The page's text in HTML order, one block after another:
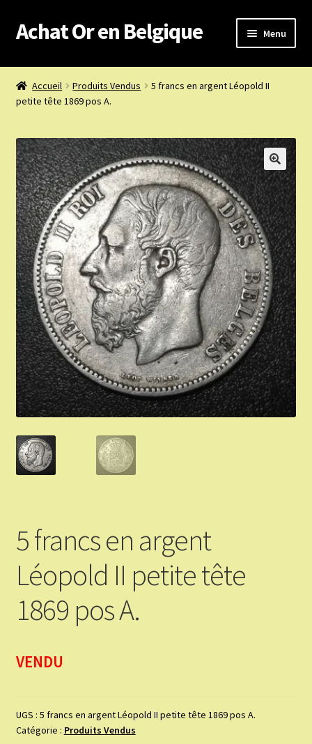
Aller
à
navigation
Aller
au
Achat Or en Belgique Menu
Achat or en Belgique
Boutique or et argent
Confidentialité
Heures d’ouverture
Nous achetons
Nous contacter
Validation de la commande
Vous Vendez
Articles Or et Argent
Conditions d’utilisation
Accueil Produits Vendus
5 francs en argent Léopold II
petite tête 1869 pos A.
5 francs en argent
Léopold II petite tête
1869 pos A.
VENDU
UGS : 5 francs en argent Léopold II petite tête 1869 pos A.
Catégorie : Produits Vendus